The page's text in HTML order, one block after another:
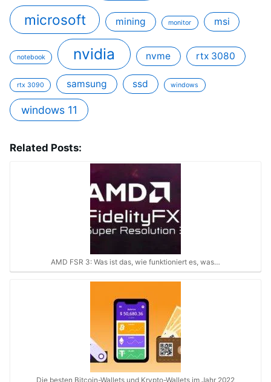
microsoft mining monitor msi
notebook nvidia nvme rtx 3080
rtx 3090 samsung ssd windows
windows 11
Related Posts:
AMD FSR 3: Was ist das, wie funktioniert es, was…
Die besten Bitcoin-Wallets und Krypto-Wallets im Jahr 2022